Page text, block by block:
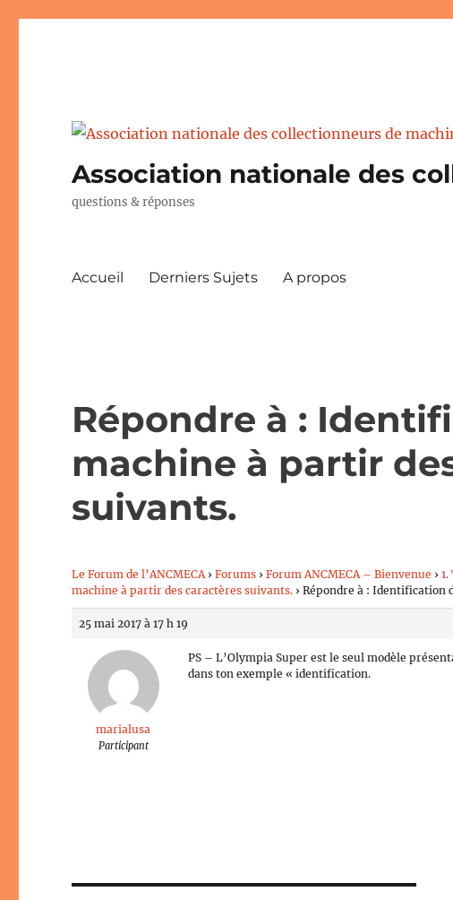
Association nationale des
questions & réponses
Accueil Derniers Sujets A propos
Répondre à :
machine à partir
suivants.
Le Forum de l’ANCMECA › Forums › Forum ANCMECA – Bienvenue ›
machine à partir des caractères suivants. › Répondre à : Identification
25 mai 2017 à 17 h 19
marialusa
Participant
PS – L’Olympia Super est le seul modèle
dans ton exemple « identification.